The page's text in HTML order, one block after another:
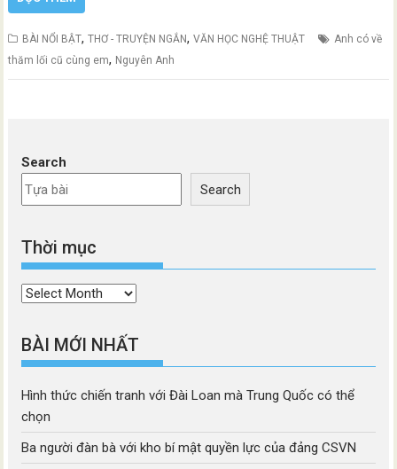
BÀI NỔI BẬT,THƠ - TRUYỆN NGẮN,VĂN HỌC NGHỆ THUẬT
Anh có về
thăm lối cũ cùng em, Nguyên Anh
Search
Search
Thời mục
Thời
BÀI MỚI NHẤT
Hình thức chiến tranh với Đài Loan mà Trung Quốc có thể
chọn
Ba người đàn bà với kho bí mật quyền lực của đảng CSVN